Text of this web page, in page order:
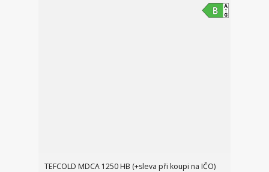
TEFCOLD MDCA 1250 HB (+sleva při koupi na IČO)